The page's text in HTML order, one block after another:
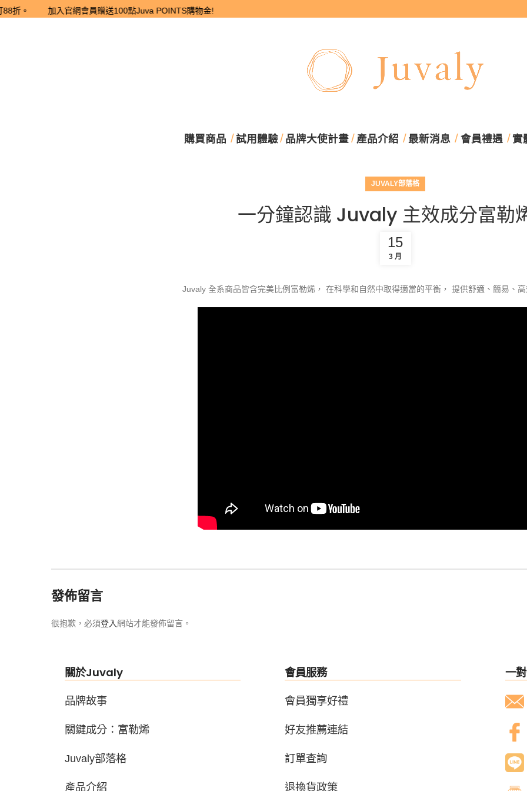
。 加入官網會員贈送100點Juva POINTS購物金!
購買商品 試用體驗 品牌大使計畫 產品介紹 最新消息 會員禮遇 實
JUVALY部落格
一分鐘認識 Juvaly 主效成分富勒
15
3 月
Juvaly 全系商品皆含完美比例富勒烯，​ 在科學和自然中取得適當的平衡，​ 提供舒適、簡易、高
發佈留言
很抱歉，必須登入網站才能發佈留言。
關於Juvaly
品牌故事
關鍵成分：富勒烯
Juvaly部落格
產品介紹
會員服務
會員獨享好禮
好友推薦連結
訂單查詢
退換貨政策
一